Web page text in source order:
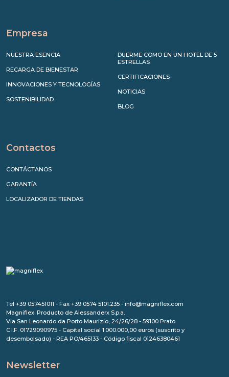
Empresa
NUESTRA ESENCIA
RECARGA DE BIENESTAR
INNOVACIONES Y TECNOLOGÍAS
SOSTENIBILIDAD
DUERME COMO EN UN HOTEL DE 5
ESTRELLAS
CERTIFICACIONES
NOTICIAS
BLOG
Contactos
CONTÁCTANOS
GARANTÍA
LOCALIZADOR DE TIENDAS
Tel +39 057451011 - Fax +39 0574 5101.235 - info@magniflex.com
Magniflex: Producto de Alessanderx S.p.a.
Via San Leonardo da Porto Maurizio, 24/26/28 - 59100 Prato
C.I.F. 01729090975 - Capital social 1.000.000,00 euros (suscrito y
desembolsado) - REA PO/465133 - Código fiscal 01246380461
Newsletter